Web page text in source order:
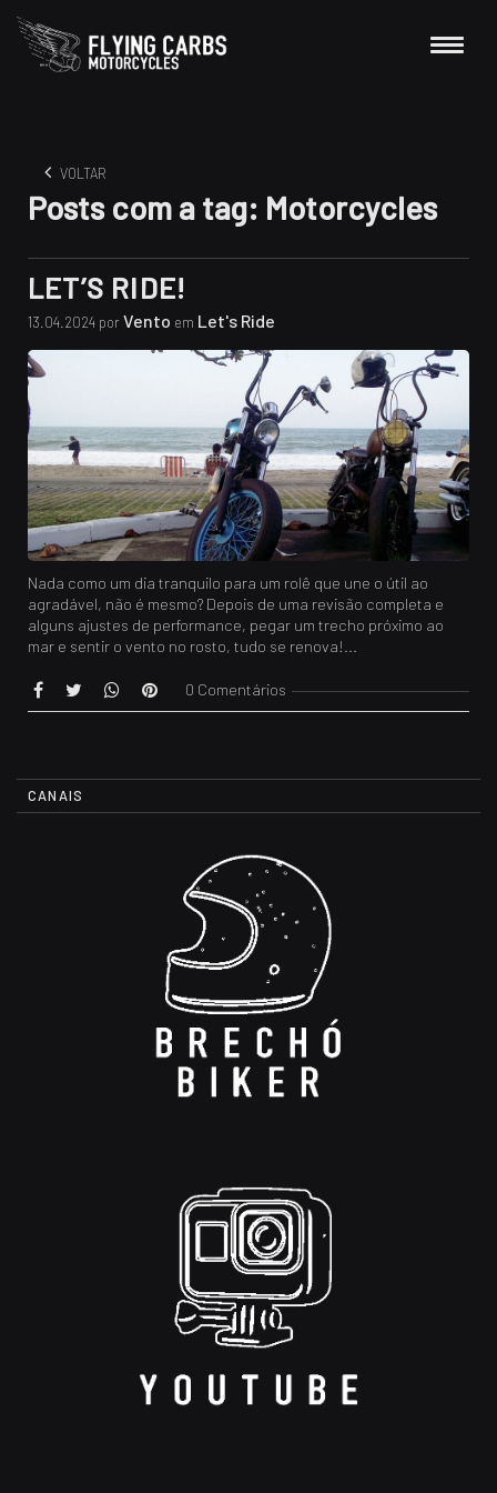
VOLTAR
Posts com a tag: Motorcycles
LET’S RIDE!
13.04.2024 porVento em Let's Ride
Nada como um dia tranquilo para um rolê que une o útil ao
agradável, não é mesmo? Depois de uma revisão completa e
alguns ajustes de performance, pegar um trecho próximo ao
mar e sentir o vento no rosto, tudo se renova!...
0 Comentários
CANAIS